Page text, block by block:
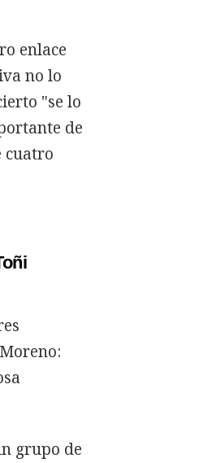
enlace
no lo
"se lo
de
cuatro
grupo de